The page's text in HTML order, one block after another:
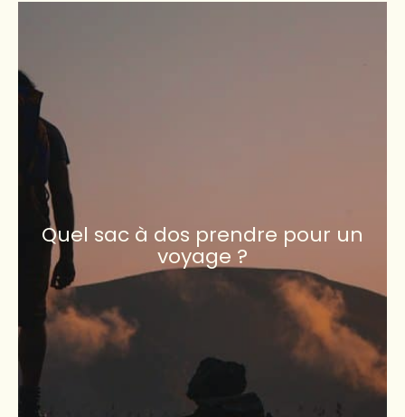
Quel sac à dos prendre pour un
voyage ?